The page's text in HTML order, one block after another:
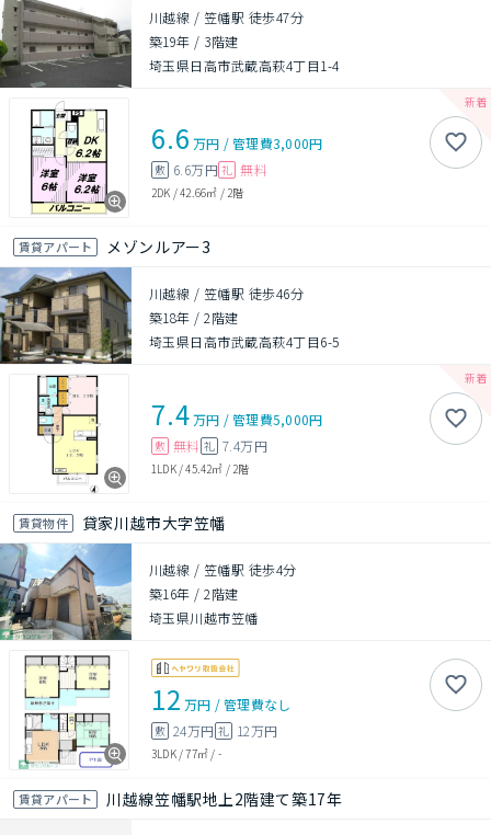
川越線 / 笠幡駅 徒歩47分
築19年 / 3階建
埼玉県日高市武蔵高萩4丁目1-4
6.6 万円 /管理費3,000円
敷 6.6万円 礼 無料
2DK /42.66㎡ / 2階
賃貸アパート メゾンルアー3
川越線 / 笠幡駅 徒歩46分
築18年 /2階建
埼玉県日高市武蔵高萩4丁目6-5
7.4万円 /管理費5,000円
敷 無料 礼 7.4万円
1LDK/45.42㎡ / 2階
賃貸物件 貸家川越市大字笠幡
川越線 / 笠幡駅 徒歩4分
築16年 /2階建
埼玉県川越市笠幡
12 万円 /管理費なし
敷 24万円 礼 12万円
3LDK/77㎡ / -
賃貸アパート 川越線笠幡駅地上2階建て築17年